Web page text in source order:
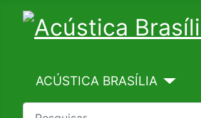
ACÚSTICA BRASÍLIA
Pesquisa